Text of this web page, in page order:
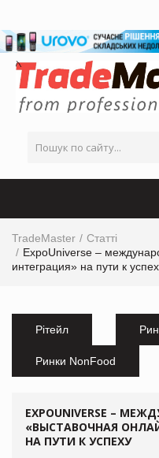
TradeMaster
Статті
ExpoUniverse –
интеграция» на пути к
Рітейл
Ринки NonFood
EXPOUNIVERSE –
«ВЫСТАВОЧНАЯ
НА ПУТИ К УСПЕХУ